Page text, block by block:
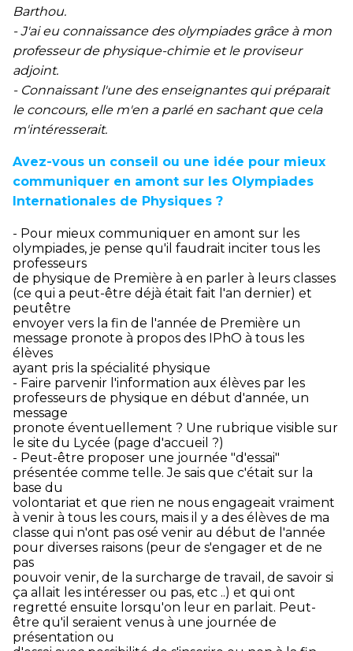
Barthou.
- J'ai eu connaissance des olympiades grâce à mon
professeur de physique-chimie et le proviseur
adjoint.
- Connaissant l'une des enseignantes qui préparait
le concours, elle m'en a parlé en sachant que cela
m'intéresserait.
Avez-vous un conseil ou une idée pour mieux
communiquer en amont sur les Olympiades
Internationales de Physiques ?
- Pour mieux communiquer en amont sur les
olympiades, je pense qu'il faudrait inciter tous les
professeurs
de physique de Première à en parler à leurs classes
(ce qui a peut-être déjà était fait l'an dernier) et
peutêtre
envoyer vers la fin de l'année de Première un
message pronote à propos des IPhO à tous les
élèves
ayant pris la spécialité physique
- Faire parvenir l'information aux élèves par les
professeurs de physique en début d'année, un
message
pronote éventuellement ? Une rubrique visible sur
le site du Lycée (page d'accueil ?)
- Peut-être proposer une journée "d'essai"
présentée comme telle. Je sais que c'était sur la
base du
volontariat et que rien ne nous engageait vraiment
à venir à tous les cours, mais il y a des élèves de ma
classe qui n'ont pas osé venir au début de l'année
pour diverses raisons (peur de s'engager et de ne
pas
pouvoir venir, de la surcharge de travail, de savoir si
ça allait les intéresser ou pas, etc ..) et qui ont
regretté ensuite lorsqu'on leur en parlait. Peut-
être qu'il seraient venus à une journée de
présentation ou